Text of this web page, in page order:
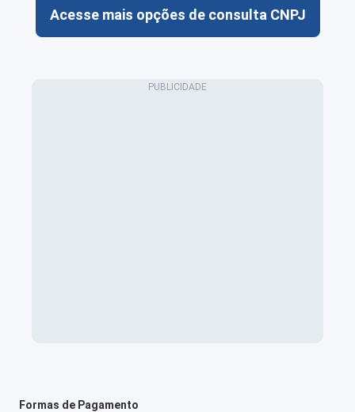
Acesse mais opções de consulta CNPJ
Formas de Pagamento